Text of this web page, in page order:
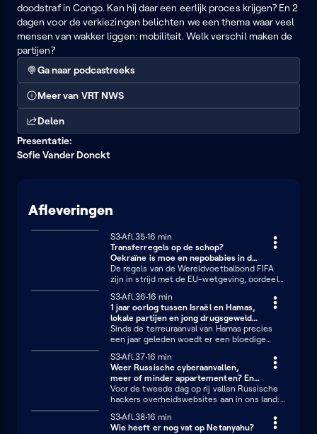
doodstraf in Congo. Kan hij daar een eerlijk proces krijgen? En 2
dagen voor de verkiezingen belichten we een thema waar veel
mensen van wakker liggen: mobiliteit. Welk verschil maken de
partijen?
Ga naar podcastreeks
Meer van VRT NWS
Delen
Presentatie:
Sofie Vander Donckt
Afleveringen
Seizoen 3
S3Afl.3516 minuten
16 min
Transferregels op de schop?
Oekraïne is moe en nepobabies in de
politiek
De regels van de Wereldvoetbalbond FIFA
zijn in strijd met de EU-wetgeving, oordeelt
het huidige transfersysteem in duigen?
Oekraïne krijgt tegenslag na tegenslag te
verduren: zijn de soldaten en de rest van de
wereld de oorlog moe? En in veel Vlaamse
gemeenten zijn familiebanden niet weg te
denken uit de politiek. Waarom zijn we
milder voor politieke dynastieën op
gemeentelijk niveau?
Seizoen 3
S3Afl.36 16 minuten
16 min
1 jaar oorlog tussen Israël en Hamas,
lokale partijen en jong drugsgeweld
in Marseille
Sinds de terreuraanval van Hamas precies
een jaar geleden woedt er een bloedige
Libanon niet aan het geweld. We blikken
terug op het voorbije jaar met enkele
mensen die de oorlog van nabij gevolgd
hebben. Over zes dagen mogen we gaan
stemmen: hoe sterk staan de lokale partijen
in onze steden en gemeenten? En twee
tieners zijn betrokken bij gruwelijke
Seizoen 3
S3Afl.3716 minuten
16 min
Weer Russische cyberaanvallen,
meer of minder appartementen? En
twee kwallen worden één
Voor de tweede dag op rij vallen Russische
hackers overheidswebsites aan in ons land:
impact dan we zouden denken? Niet
iedereen ziet ze graag komen in zijn
Seizoen 3
S3Afl.3816 minuten
16 min
Wie heeft er nog vat op Netanyahu?